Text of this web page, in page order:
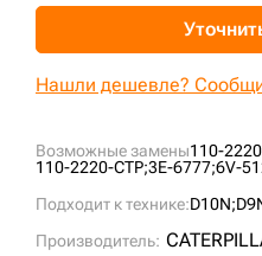
Возможные замены110-
110-2220-CTP;3E-6777;6V-
Подходит к технике:D10N;
Производитель:
Нашли дешевле?
+7 (499) 394-50-93